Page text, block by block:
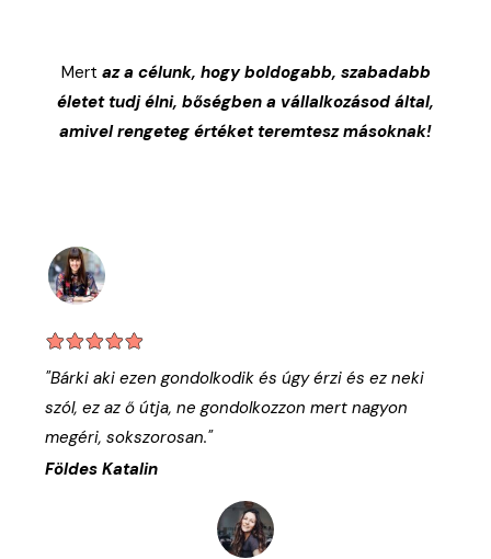
Mert az a célunk, hogy boldogabb, szabadabb
életet tudj élni, bőségben a vállalkozásod által,
amivel rengeteg értéket teremtesz másoknak!
"Bárki aki ezen gondolkodik és úgy érzi és ez neki
szól, ez az ő útja, ne gondolkozzon mert nagyon
megéri, sokszorosan."
Földes Katalin